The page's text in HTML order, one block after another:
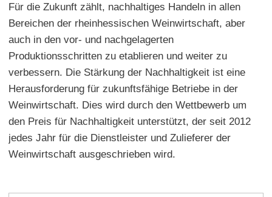
Für die Zukunft zählt, nachhaltiges Handeln in allen
Bereichen der rheinhessischen Weinwirtschaft, aber
auch in den vor- und nachgelagerten
Produktionsschritten zu etablieren und weiter zu
verbessern. Die Stärkung der Nachhaltigkeit ist eine
Herausforderung für zukunftsfähige Betriebe in der
Weinwirtschaft. Dies wird durch den Wettbewerb um
den Preis für Nachhaltigkeit unterstützt, der seit 2012
jedes Jahr für die Dienstleister und Zulieferer der
Weinwirtschaft ausgeschrieben wird.